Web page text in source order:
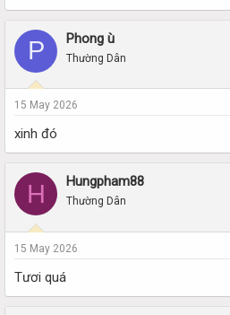
P Phong ù
Thường Dân
15 May 2026
xinh đó
H Hungpham88
Thường Dân
15 May 2026
Tươi quá